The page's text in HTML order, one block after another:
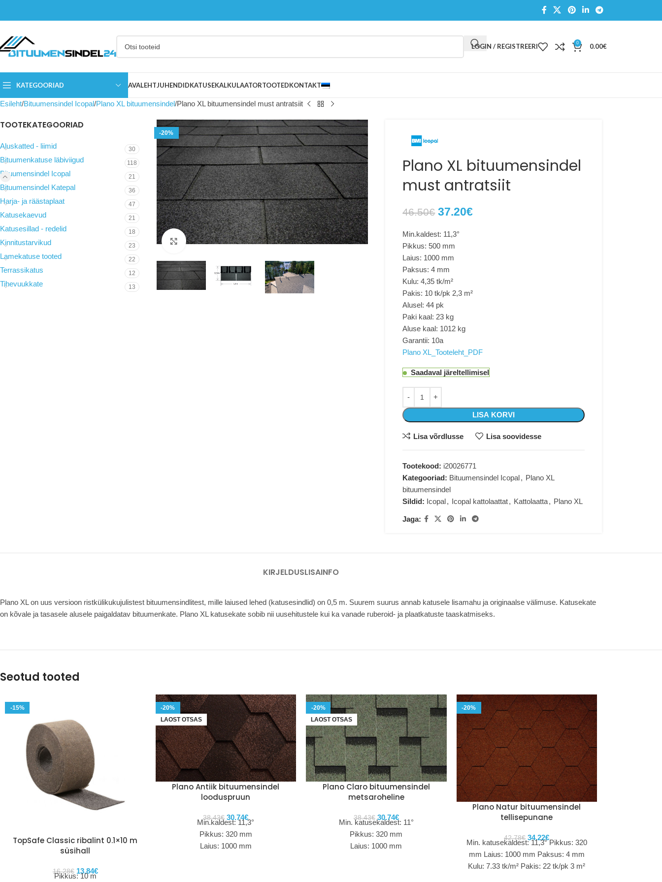
LOGIN / REGISTREERI 0 0.00€
KATEGOORIAD AVALEHTJUHENDIDKATUSEKALKULAATORTOOTEDKONTAKT
Esileht Bituumensindel Icopal Plano XL bituumensindel Plano XL bituumensindel must antratsiit
TOOTEKATEGOORIAD
Aluskatted - liimid 30
Bituumenkatuse läbiviigud 118
Bituumensindel Icopal 21
Bituumensindel Katepal 36
Harja- ja räästaplaat 47
Katusekaevud 21
Katusesillad - redelid 18
Kinnitustarvikud 23
Lamekatuse tooted 22
Terrassikatus 12
Tihevuukkate 13
-20%
Suurenda
Plano XL bituumensindel
must antratsiit
46.50€ 37.20€
Min.kaldest: 11,3°
Pikkus: 500 mm
Laius: 1000 mm
Paksus: 4 mm
Kulu: 4,35 tk/m²
Pakis: 10 tk/pk 2,3 m²
Alusel: 44 pk
Paki kaal: 23 kg
Aluse kaal: 1012 kg
Garantii: 10a
Plano XL_Tooteleht_PDF
Saadaval järeltellimisel
LISA KORVI
Lisa võrdlusse Lisa soovidesse
Tootekood: i20026771
Kategooriad: Bituumensindel Icopal, Plano XL
bituumensindel
Sildid: Icopal, Icopal kattolaattat, Kattolaatta, Plano XL
Jaga:
KIRJELDUSLISAINFO
Plano XL on uus versioon ristkülikukujulistest bituumensindlitest, mille laiused lehed (katusesindlid) on 0,5 m. Suurem suurus annab katusele lisamahu ja originaalse välimuse. Katusekate
on kõvale ja tasasele alusele paigaldatav bituumenkate. Plano XL katusekate sobib nii uusehitustele kui ka vanade ruberoid- ja plaatkatuste taaskatmiseks.
Seotud tooted
-15%
TopSafe Classic ribalint 0.1×10 m
süsihall
16.28€ 13.84€
Pikkus: 10 m
-20%
LAOST OTSAS
Plano Antiik bituumensindel
looduspruun
38.43€ 30.74€
Min.kaldest: 11,3°
Pikkus: 320 mm
Laius: 1000 mm
-20%
LAOST OTSAS
Plano Claro bituumensindel
metsaroheline
38.43€ 30.74€
Min. katusekaldest: 11°
Pikkus: 320 mm
Laius: 1000 mm
-20%
Plano Natur bituumensindel
tellisepunane
42.78€ 34.22€
Min. katusekaldest: 11,3° Pikkus: 320
mm Laius: 1000 mm Paksus: 4 mm
Kulu: 7.33 tk/m² Pakis: 22 tk/pk 3 m²